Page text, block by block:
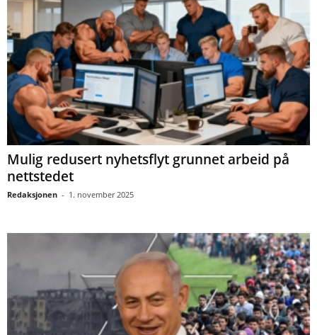
Mulig redusert nyhetsflyt grunnet arbeid på
nettstedet
Redaksjonen - 1. november 2025